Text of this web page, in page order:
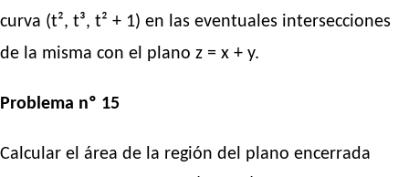
curva (t², t³, t² + 1) en las eventuales intersecciones
de la misma con el plano z = x + y.
Problema nº 15
Calcular el área de la región del plano encerrada